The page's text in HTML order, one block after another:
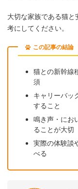
大切な家族である猫
考にしてください。
この記事の結論
猫との新幹線
須
キャリーバッ
すること
鳴き声・にお
ることが大切
実際の体験談
べる